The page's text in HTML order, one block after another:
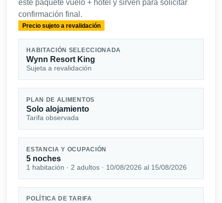
este paquete vuelo + hotel y sirven para solicitar
confirmación final.
Precio sujeto a revalidación
HABITACIÓN SELECCIONADA
Wynn Resort King
Sujeta a revalidación
PLAN DE ALIMENTOS
Solo alojamiento
Tarifa observada
ESTANCIA Y OCUPACIÓN
5 noches
1 habitación · 2 adultos · 10/08/2026 al 15/08/2026
POLÍTICA DE TARIFA